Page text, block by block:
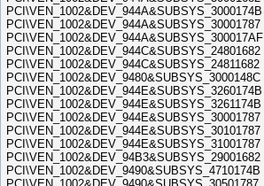
PCI\VEN_1002&DEV_944A&SUBSYS_3000174B
PCI\VEN_1002&DEV_944A&SUBSYS_30001787
PCI\VEN_1002&DEV_944A&SUBSYS_300017AF
PCI\VEN_1002&DEV_944C&SUBSYS_24801682
PCI\VEN_1002&DEV_944C&SUBSYS_24811682
PCI\VEN_1002&DEV_9480&SUBSYS_3000148C
PCI\VEN_1002&DEV_944E&SUBSYS_3260174B
PCI\VEN_1002&DEV_944E&SUBSYS_3261174B
PCI\VEN_1002&DEV_944E&SUBSYS_30001787
PCI\VEN_1002&DEV_944E&SUBSYS_30101787
PCI\VEN_1002&DEV_944E&SUBSYS_31001787
PCI\VEN_1002&DEV_94B3&SUBSYS_29001682
PCI\VEN_1002&DEV_9490&SUBSYS_4710174B